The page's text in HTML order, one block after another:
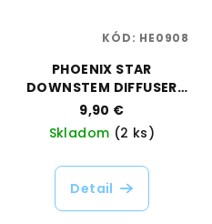
PHOENIX STAR
DOWNSTEM DIFFUSER
14MM/18MM GREEN
9,90 €
Skladom (2 ks)
Detail
KÓD: HE0908